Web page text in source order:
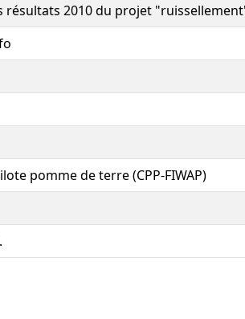
résultats 2010 du projet
pomme de terre (CPP-FIWAP)